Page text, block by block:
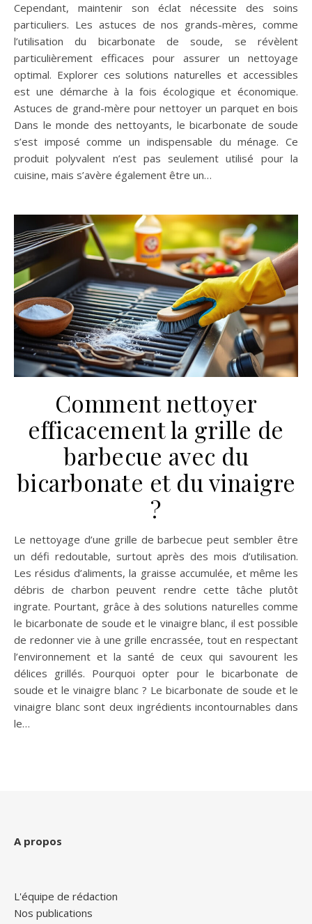
Cependant, maintenir son éclat nécessite des soins
particuliers. Les astuces de nos grands-mères, comme
l’utilisation du bicarbonate de soude, se révèlent
particulièrement efficaces pour assurer un nettoyage
optimal. Explorer ces solutions naturelles et accessibles
est une démarche à la fois écologique et économique.
Astuces de grand-mère pour nettoyer un parquet en bois
Dans le monde des nettoyants, le bicarbonate de soude
s’est imposé comme un indispensable du ménage. Ce
produit polyvalent n’est pas seulement utilisé pour la
cuisine, mais s’avère également être un…
Comment nettoyer
efficacement la grille de
barbecue avec du
bicarbonate et du vinaigre
?
Le nettoyage d’une grille de barbecue peut sembler être
un défi redoutable, surtout après des mois d’utilisation.
Les résidus d’aliments, la graisse accumulée, et même les
débris de charbon peuvent rendre cette tâche plutôt
ingrate. Pourtant, grâce à des solutions naturelles comme
le bicarbonate de soude et le vinaigre blanc, il est possible
de redonner vie à une grille encrassée, tout en respectant
l’environnement et la santé de ceux qui savourent les
délices grillés. Pourquoi opter pour le bicarbonate de
soude et le vinaigre blanc ? Le bicarbonate de soude et le
vinaigre blanc sont deux ingrédients incontournables dans
le…
A propos
L'équipe de rédaction
Nos publications